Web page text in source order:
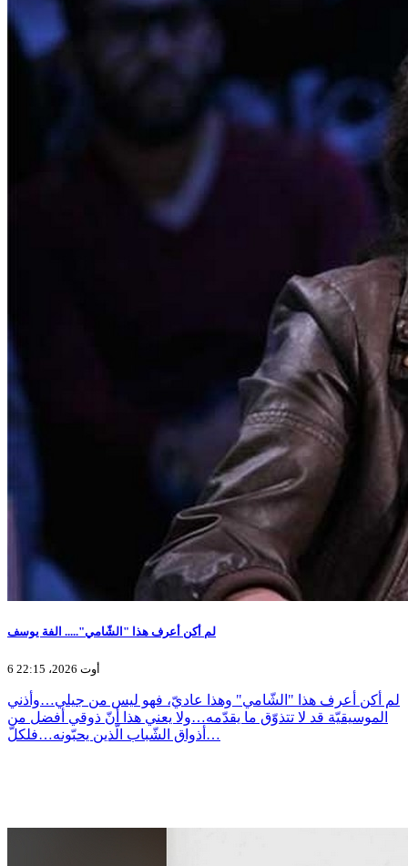
لم أكن أعرف هذا "الشّامي"..... الفة يوسف
6 أوت 2026، 22:15
لم أكن أعرف هذا "الشّامي" وهذا عاديّ، فهو ليس من جيلي…وأذني
الموسيقيّة قد لا تتذوّق ما يقدّمه…ولا يعني هذا أنّ ذوقي أفضل من
أذواق الشّباب الّذين يحبّونه…فلكلّ…